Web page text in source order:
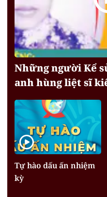
Những người Kể
anh hùng liệt sĩ
Tự hào dấu ấn nhiệm
kỳ